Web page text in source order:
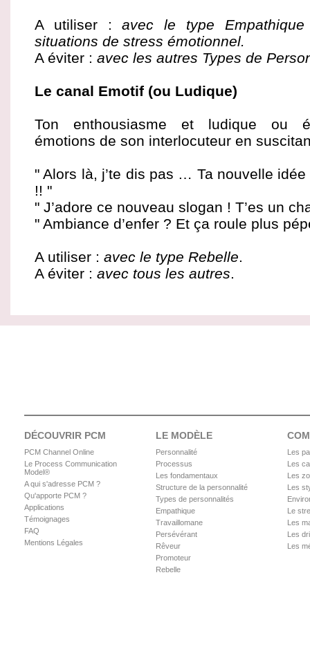
A utiliser :avec le type
situations de stress émotionnel.
A éviter : avec les autres Types de
Le canal Emotif (ou Ludique)
Ton enthousiasme et ludique ou
émotions de son interlocuteur en
" Alors là, j’te dis pas … Ta nouvelle
!! "
" J’adore ce nouveau slogan ! T’es un
" Ambiance d’enfer ? Et ça roule plus
A utiliser : avec le type Rebelle.
A éviter : avec tous les autres.
DÉCOUVRIR PCM
PCM Channel Online
Le Process Communication
Model®
A qui s'adresse PCM ?
Qu'apporte PCM ?
Applications
Témoignages
FAQ
Mentions Légales
LE MODÈLE
Personnalité
Processus
Les fondamentaux
Structure de la personnalité
Types de personnalités
Empathique
Travaillomane
Persévérant
Rêveur
Promoteur
Rebelle
Les
Les
Les
Les
Le
Les
Les
Les